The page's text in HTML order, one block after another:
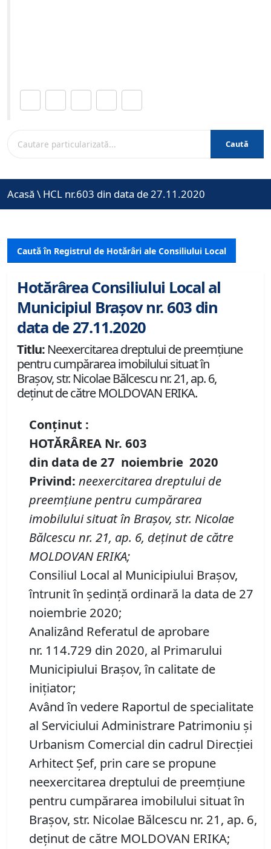
Caută
Acasă \ HCL nr.603 din data de 27.11.2020
Caută în Registrul de Hotărâri ale Consiliului Local
Hotărârea Consiliului Local al
Municipiul Brașov nr. 603 din
data de 27.11.2020
Titlu: Neexercitarea dreptului de preemţiune
pentru cumpărarea imobilului situat în
Braşov, str. Nicolae Bălcescu nr. 21, ap. 6,
deţinut de către MOLDOVAN ERIKA.
Conținut :
HOTĂRÂREA Nr. 603
din data de 27 noiembrie 2020
Privind: neexercitarea dreptului de
preemţiune pentru cumpărarea
imobiluluisituat în Braşov, str. Nicolae
Bălcescu nr. 21, ap. 6, deţinut de către
MOLDOVAN ERIKA;
Consiliul Local al Municipiului Brașov,
întrunit în ședință ordinară la data de 27
noiembrie 2020;
Analizând Referatul de aprobare
nr. 114.729 din 2020, al Primarului
Municipiului Braşov, în calitate de
inițiator;
Având în vedere Raportul de specialitate
al Serviciului Administrare Patrimoniu şi
Urbanism Comercial din cadrul Direcției
Arhitect Șef, prin care se propune
neexercitarea dreptului de preemţiune
pentru cumpărarea imobilului situat în
Braşov, str. Nicolae Bălcescu nr. 21, ap. 6,
deţinut de către MOLDOVAN ERIKA;